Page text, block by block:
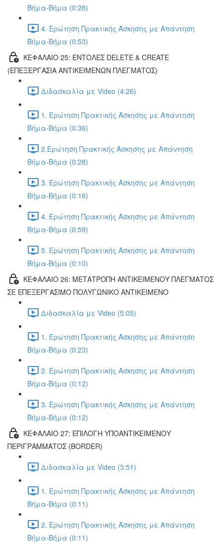
Βήμα-Βήμα (0:28)
4. Ερώτηση Πρακτικής Άσκησης με Απάντηση
Βήμα-Βήμα (0:53)
ΚΕΦΑΛΑΙΟ 25: ΕΝΤΟΛΕΣ DELETE & CREATE
(ΕΠΕΞΕΡΓΑΣΙΑ ΑΝΤΙΚΕΙΜΕΝΩΝ ΠΛΕΓΜΑΤΟΣ)
Διδασκαλία με Video (4:26)
1. Ερώτηση Πρακτικής Άσκησης με Απάντηση
Βήμα-Βήμα (0:36)
2.Ερώτηση Πρακτικής Άσκησης με Απάντηση
Βήμα-Βήμα (0:28)
3. Ερώτηση Πρακτικής Άσκησης με Απάντηση
Βήμα-Βήμα (0:16)
4. Ερώτηση Πρακτικής Άσκησης με Απάντηση
Βήμα-Βήμα (0:59)
5. Ερώτηση Πρακτικής Άσκησης με Απάντηση
Βήμα-Βήμα (0:10)
ΚΕΦΑΛΑΙΟ 26: ΜΕΤΑΤΡΟΠΗ ΑΝΤΙΚΕΙΜΕΝΟΥ ΠΛΕΓΜΑΤΟΣ
ΣΕ ΕΠΕΞΕΡΓΑΣΙΜΟ ΠΟΛΥΓΩΝΙΚΟ ΑΝΤΙΚΕΙΜΕΝΟ
Διδασκαλία με Video (5:05)
1. Ερώτηση Πρακτικής Άσκησης με Απάντηση
Βήμα-Βήμα (0:23)
2. Ερώτηση Πρακτικής Άσκησης με Απάντηση
Βήμα-Βήμα (0:12)
3. Ερώτηση Πρακτικής Άσκησης με Απάντηση
Βήμα-Βήμα (0:12)
ΚΕΦΑΛΑΙΟ 27: ΕΠΙΛΟΓΗ ΥΠΟΑΝΤΙΚΕΙΜΕΝΟΥ
ΠΕΡΙΓΡΑΜΜΑΤΟΣ (BORDER)
Διδασκαλία με Video (3:51)
1. Ερώτηση Πρακτικής Άσκησης με Απάντηση
Βήμα-Βήμα (0:11)
2. Ερώτηση Πρακτικής Άσκησης με Απάντηση
Βήμα-Βήμα (0:11)